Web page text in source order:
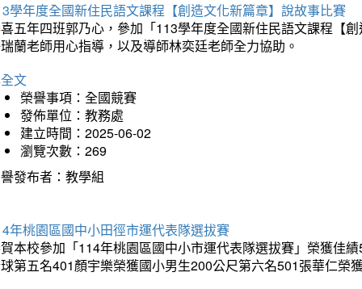
學年度全國新住民語文課程【創造文化新篇章】說故事比賽
五年四班郭乃心，參加「113學年度全國新住民語文課程【
蘭老師用心指導，以及導師林奕廷老師全力協助。
文
榮譽事項：全國競賽
發佈單位：教務處
建立時間：2025-06-02
瀏覽次數：269
發布者：教學組
年桃園區國中小田徑市運代表隊選拔賽
本校參加「114年桃園區國中小市運代表隊選拔賽」榮獲佳
第五名401顏宇樂榮獲國小男生200公尺第六名501張華仁